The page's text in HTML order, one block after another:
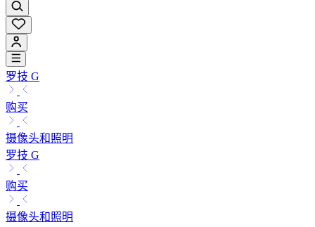
罗技 G
购买
摄像头和照明
罗技 G
购买
摄像头和照明